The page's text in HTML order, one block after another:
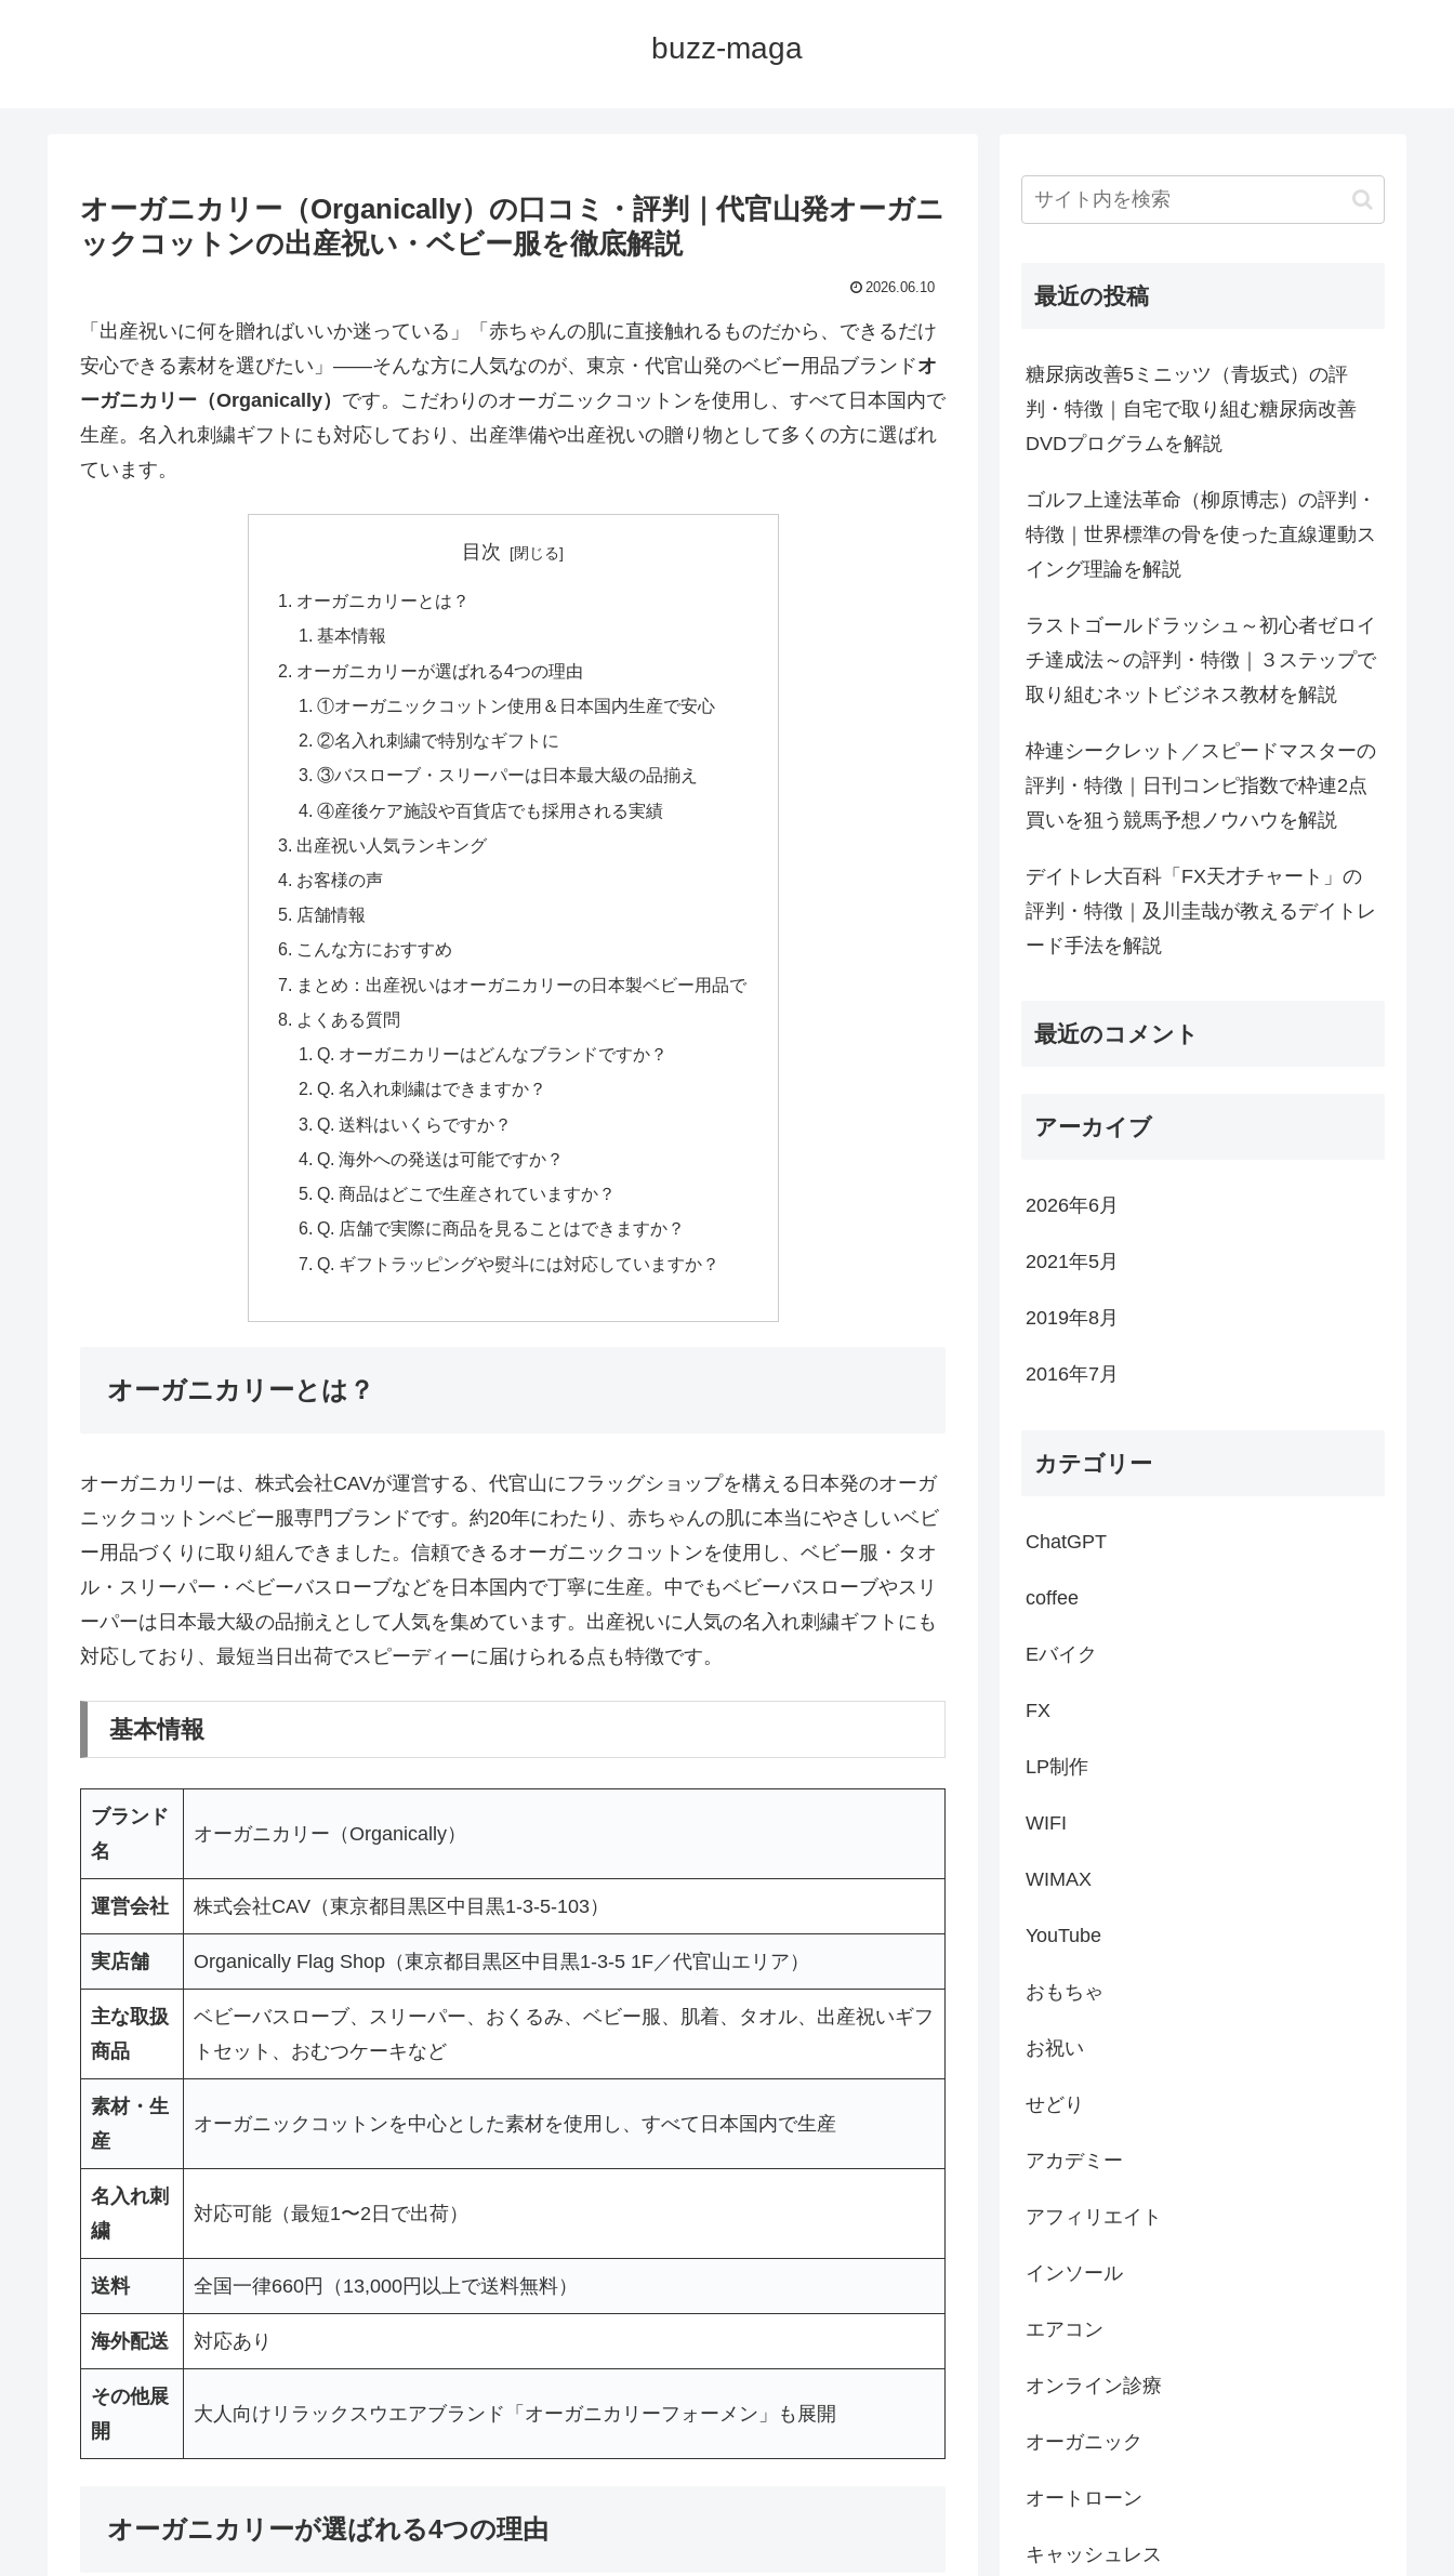
buzz-maga
オーガニカリー（Organically）の口コミ・評判｜代官山発オーガニ
ックコットンの出産祝い・ベビー服を徹底解説
2026.06.10
「出産祝いに何を贈ればいいか迷っている」「赤ちゃんの肌に直接触れるものだから、できるだけ
安心できる素材を選びたい」――そんな方に人気なのが、東京・代官山発のベビー用品ブランドオ
ーガニカリー（Organically） です。こだわりのオーガニックコットンを使用し、すべて日本国内で
生産。名入れ刺繍ギフトにも対応しており、出産準備や出産祝いの贈り物として多くの方に選ばれ
ています。
目次
オーガニカリーとは？
基本情報
オーガニカリーが選ばれる4つの理由
①オーガニックコットン使用＆日本国内生産で安心
②名入れ刺繍で特別なギフトに
③バスローブ・スリーパーは日本最大級の品揃え
④産後ケア施設や百貨店でも採用される実績
出産祝い人気ランキング
お客様の声
店舗情報
こんな方におすすめ
まとめ：出産祝いはオーガニカリーの日本製ベビー用品で
よくある質問
Q. オーガニカリーはどんなブランドですか？
Q. 名入れ刺繍はできますか？
Q. 送料はいくらですか？
Q. 海外への発送は可能ですか？
Q. 商品はどこで生産されていますか？
Q. 店舗で実際に商品を見ることはできますか？
Q. ギフトラッピングや熨斗には対応していますか？
オーガニカリーとは？
オーガニカリーは、株式会社CAVが運営する、代官山にフラッグショップを構える日本発のオーガ
ニックコットンベビー服専門ブランドです。約20年にわたり、赤ちゃんの肌に本当にやさしいベビ
ー用品づくりに取り組んできました。信頼できるオーガニックコットンを使用し、ベビー服・タオ
ル・スリーパー・ベビーバスローブなどを日本国内で丁寧に生産。中でもベビーバスローブやスリ
ーパーは日本最大級の品揃えとして人気を集めています。出産祝いに人気の名入れ刺繍ギフトにも
対応しており、最短当日出荷でスピーディーに届けられる点も特徴です。
基本情報
ブランド
名
オーガニカリー（Organically）
運営会社 株式会社CAV（東京都目黒区中目黒1-3-5-103）
実店舗 Organically Flag Shop（東京都目黒区中目黒1-3-5 1F／代官山エリア）
主な取扱
商品
ベビーバスローブ、スリーパー、おくるみ、ベビー服、肌着、タオル、出産祝いギフ
トセット、おむつケーキなど
素材・生
産
オーガニックコットンを中心とした素材を使用し、すべて日本国内で生産
名入れ刺
繍
対応可能（最短1〜2日で出荷）
送料 全国一律660円（13,000円以上で送料無料）
海外配送 対応あり
その他展
開
大人向けリラックスウエアブランド「オーガニカリーフォーメン」も展開
オーガニカリーが選ばれる4つの理由
最近の投稿
糖尿病改善5ミニッツ（青坂式）の評
判・特徴｜自宅で取り組む糖尿病改善
DVDプログラムを解説
ゴルフ上達法革命（柳原博志）の評判・
特徴｜世界標準の骨を使った直線運動ス
イング理論を解説
ラストゴールドラッシュ～初心者ゼロイ
チ達成法～の評判・特徴｜３ステップで
取り組むネットビジネス教材を解説
枠連シークレット／スピードマスターの
評判・特徴｜日刊コンピ指数で枠連2点
買いを狙う競馬予想ノウハウを解説
デイトレ大百科「FX天才チャート」の
評判・特徴｜及川圭哉が教えるデイトレ
ード手法を解説
最近のコメント
アーカイブ
2026年6月
2021年5月
2019年8月
2016年7月
カテゴリー
ChatGPT
coffee
Eバイク
FX
LP制作
WIFI
WIMAX
YouTube
おもちゃ
お祝い
せどり
アカデミー
アフィリエイト
インソール
エアコン
オンライン診療
オーガニック
オートローン
キャッシュレス